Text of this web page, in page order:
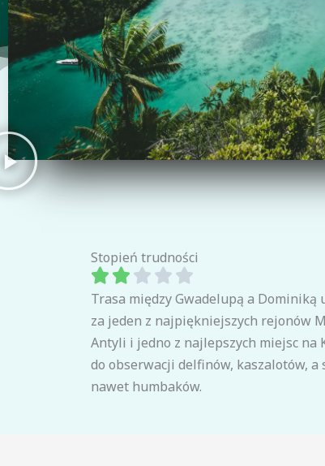
Stopień trudności
Trasa między Gwadelupą a Dominiką
za jeden z najpiękniejszych rejonów
Antyli i jedno z najlepszych miejsc na
do obserwacji delfinów, kaszalotów, a
nawet humbaków.